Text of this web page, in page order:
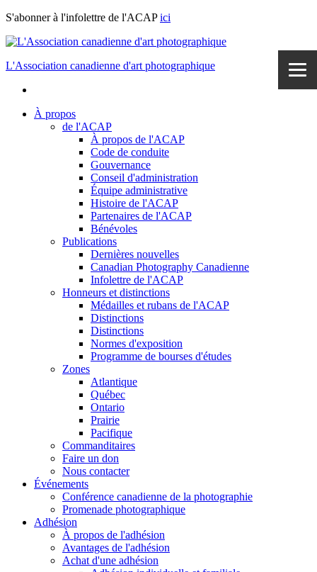
Skip
content
S'abonner à l'infolettre de l'ACAPici
L'Association canadienne d'art photographique
À propos
de l'ACAP
À propos de l'ACAP
Code de conduite
Gouvernance
Conseil d'administration
Équipe administrative
Histoire de l'ACAP
Partenaires de l'ACAP
Bénévoles
Publications
Dernières nouvelles
Canadian Photography Canadienne
Infolettre de l'ACAP
Honneurs et distinctions
Médailles et rubans de l'ACAP
Distinctions
Distinctions
Normes d'exposition
Programme de bourses d'études
Zones
Atlantique
Québec
Ontario
Prairie
Pacifique
Commanditaires
Faire un don
Nous contacter
Événements
Conférence canadienne de la photographie
Promenade photographique
Adhésion
À propos de l'adhésion
Avantages de l'adhésion
Achat d'une adhésion